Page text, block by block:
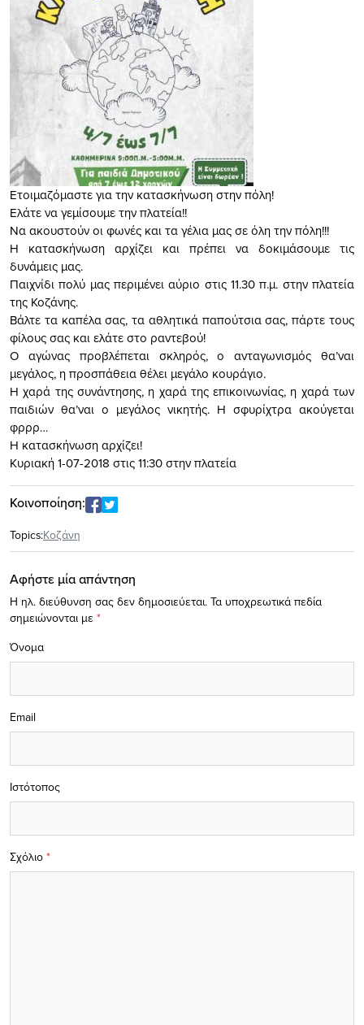
Ετοιμαζόμαστε για την κατασκήνωση στην πόλη!
Ελάτε να γεμίσουμε την πλατεία!!
Να ακουστούν οι φωνές και τα γέλια μας σε όλη την πόλη!!!
Η κατασκήνωση αρχίζει και πρέπει να δοκιμάσουμε τις
δυνάμεις μας.
Παιχνίδι πολύ μας περιμένει αύριο στις 11.30 π.μ. στην πλατεία
της Κοζάνης.
Βάλτε τα καπέλα σας, τα αθλητικά παπούτσια σας, πάρτε τους
φίλους σας και ελάτε στο ραντεβού!
Ο αγώνας προβλέπεται σκληρός, ο ανταγωνισμός θα’ναι
μεγάλος, η προσπάθεια θέλει μεγάλο κουράγιο.
Η χαρά της συνάντησης, η χαρά της επικοινωνίας, η χαρά των
παιδιών θα’ναι ο μεγάλος νικητής. Η σφυρίχτρα ακούγεται
φρρρ…
Η κατασκήνωση αρχίζει!
Κυριακή 1-07-2018 στις 11:30 στην πλατεία
Κοινοποίηση:
Topics:Κοζάνη
Αφήστε μία απάντηση
Η ηλ. διεύθυνση σας δεν δημοσιεύεται. Τα υποχρεωτικά πεδία
σημειώνονται με *
Σχόλιο *
Όνομα
Email
Ιστότοπος